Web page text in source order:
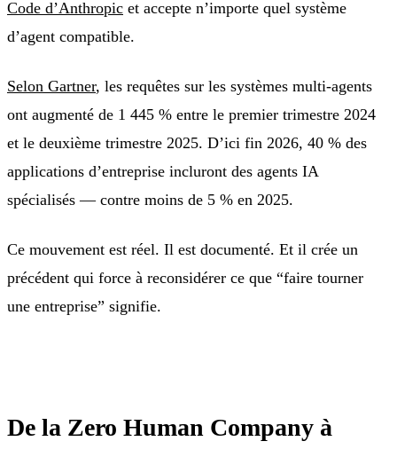
Code d’Anthropic et accepte n’importe quel système
d’agent compatible.
Selon Gartner, les requêtes sur les systèmes multi-agents
ont augmenté de 1 445 % entre le premier trimestre 2024
et le deuxième trimestre 2025. D’ici fin 2026, 40 % des
applications d’entreprise incluront des agents IA
spécialisés — contre moins de 5 % en 2025.
Ce mouvement est réel. Il est documenté. Et il crée un
précédent qui force à reconsidérer ce que “faire tourner
une entreprise” signifie.
De la Zero Human Company à